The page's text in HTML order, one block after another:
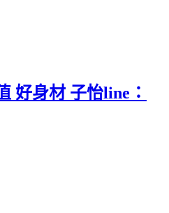
好身材 子怡line：